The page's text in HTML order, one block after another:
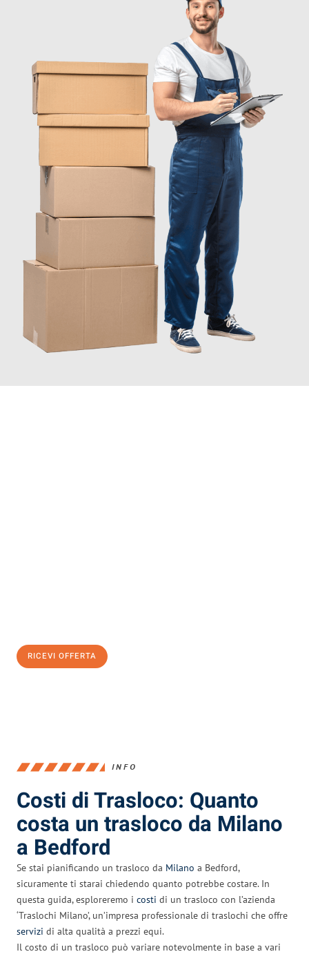
RICEVI OFFERTA
INFO
Costi di Trasloco: Quanto
costa un trasloco da Milano
a Bedford
Se stai pianificando un trasloco da Milano a Bedford,
sicuramente ti starai chiedendo quanto potrebbe costare. In
questa guida, esploreremo i costi di un trasloco con l’azienda
‘Traslochi Milano’, un’impresa professionale di traslochi che offre
servizi di alta qualità a prezzi equi.
Il costo di un trasloco può variare notevolmente in base a vari